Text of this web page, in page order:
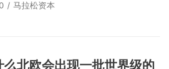
马拉松资本
北欧会出现一批世界级的